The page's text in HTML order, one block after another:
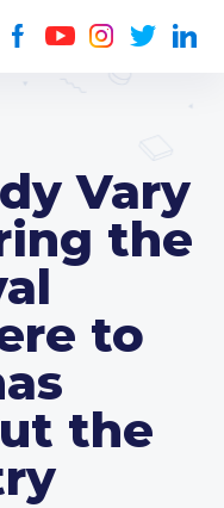
Vary
the
to
the